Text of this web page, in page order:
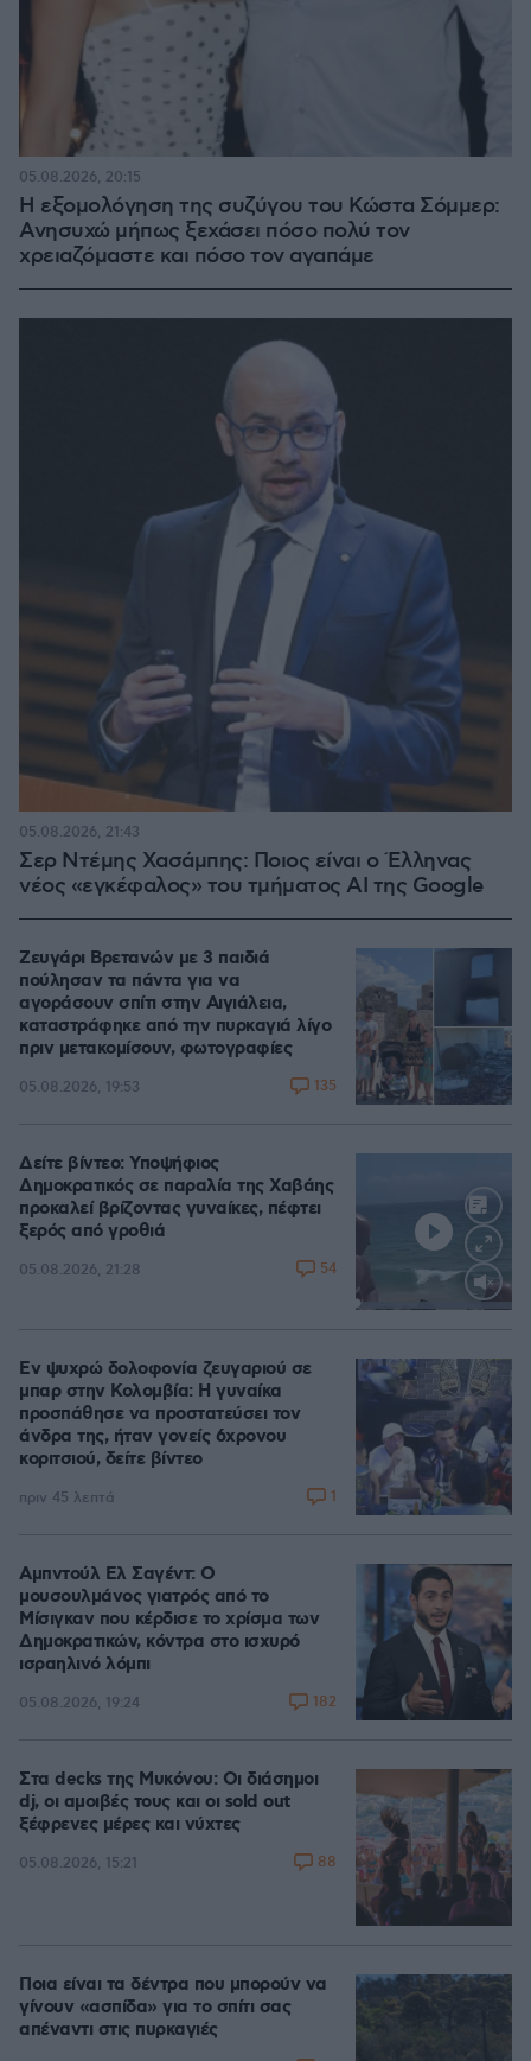
Η εξομολόγηση της συζύγου του Κώστα Σόμμερ:
Ανησυχώ μήπως ξεχάσει πόσο πολύ τον
χρειαζόμαστε και πόσο τον αγαπάμε
05.08.2026, 20:15
Σερ Ντέμης Χασάμπης: Ποιος είναι ο Έλληνας
νέος «εγκέφαλος» του τμήματος AI της Google
05.08.2026, 21:43
Ζευγάρι Βρετανών με 3 παιδιά
πούλησαν τα πάντα για να
αγοράσουν σπίτι στην Αιγιάλεια,
καταστράφηκε από την πυρκαγιά λίγο
πριν μετακομίσουν, φωτογραφίες
05.08.2026, 19:53 135
Loaded
Δείτε βίντεο: Υποψήφιος
Δημοκρατικός σε παραλία της Χαβάης
προκαλεί βρίζοντας γυναίκες, πέφτει
ξερός από γροθιά
05.08.2026, 21:28 54
Εν ψυχρώ δολοφονία ζευγαριού σε
μπαρ στην Κολομβία: Η γυναίκα
προσπάθησε να προστατεύσει τον
άνδρα της, ήταν γονείς 6χρονου
κοριτσιού, δείτε βίντεο
πριν 45 λεπτά 1
Αμπντούλ Ελ Σαγέντ: Ο
μουσουλμάνος γιατρός από το
Μίσιγκαν που κέρδισε το χρίσμα των
Δημοκρατικών, κόντρα στο ισχυρό
ισραηλινό λόμπι
05.08.2026, 19:24 182
Στα decks της Μυκόνου: Οι διάσημοι
dj, οι αμοιβές τους και οι sold out
ξέφρενες μέρες και νύχτες
05.08.2026, 15:21 88
Ποια είναι τα δέντρα που μπορούν να
γίνουν «ασπίδα» για το σπίτι σας
απέναντι στις πυρκαγιές